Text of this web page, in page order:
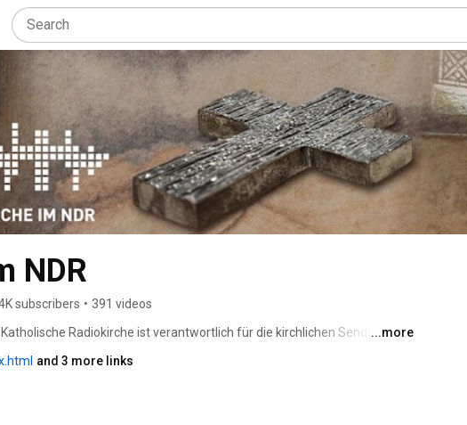
NDR
subscribers • 391 videos
Katholische Radiokirche ist verantwortlich für die kirchlichen Sendungen
hinaus produzieren Autoren Videos im erweiterten Angebot.
...more
and 3 more links